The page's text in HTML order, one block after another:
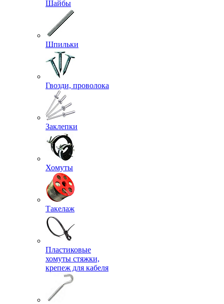
Шайбы
Шпильки
Гвозди, проволока
Заклепки
Хомуты
Такелаж
Пластиковые
хомуты стяжки,
крепеж для кабеля